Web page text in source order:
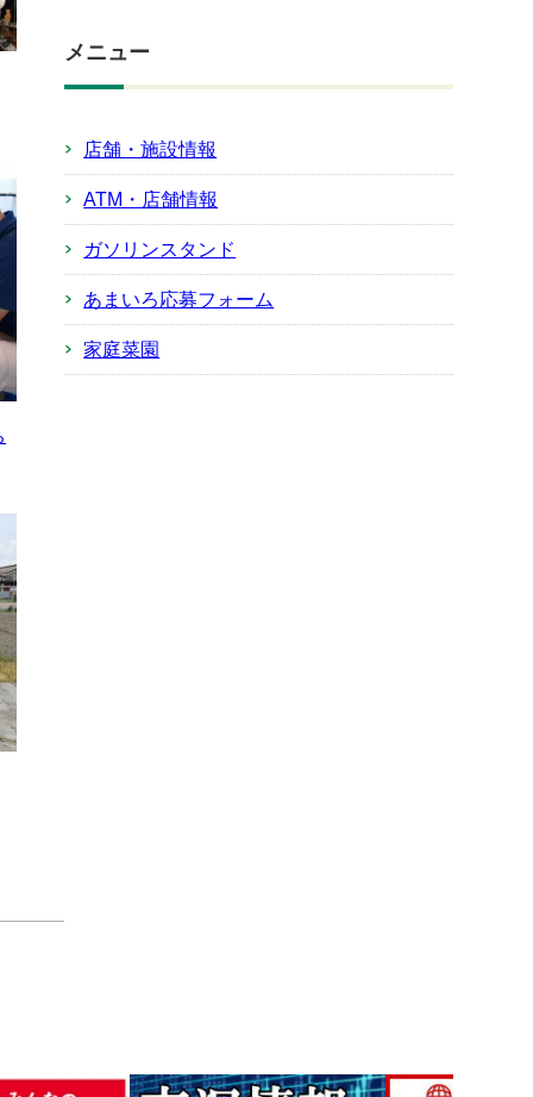
メニュー
店舗・施設情報
ATM・店舗情報
ガソリンスタンド
あまいろ応募フォーム
家庭菜園